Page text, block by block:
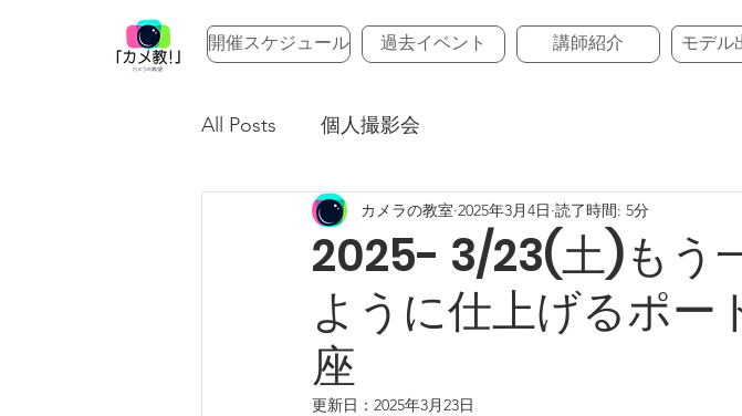
開催スケジュール 過去イベント 講師紹介 モデル
All Posts 個人撮影会
2025- 3/23(土)もう
ように仕上げるポー
座
カメラの教室 2025年3月4日 読了時間: 5分
更新日： 2025年3月23日